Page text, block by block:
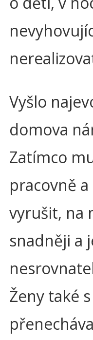
Vyšlo
domova
Zatímco
pracovně
vyrušit, na
snadněji a
Ženy také